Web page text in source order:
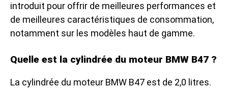
introduit pour offrir de meilleures performances et
de meilleures caractéristiques de consommation,
notamment sur les modèles haut de gamme.
Quelle est la cylindrée du moteur BMW B47 ?
La cylindrée du moteur BMW B47 est de 2,0 litres.